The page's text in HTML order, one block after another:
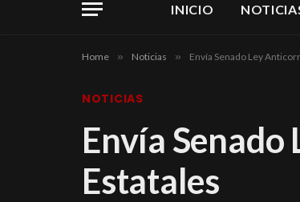
INICIO
Home » Noticias » Envía Senado Ley
NOTICIAS
Envía
Estatales